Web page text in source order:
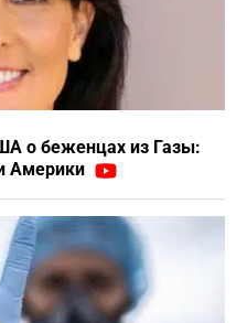
о беженцах из Газы:
Америки